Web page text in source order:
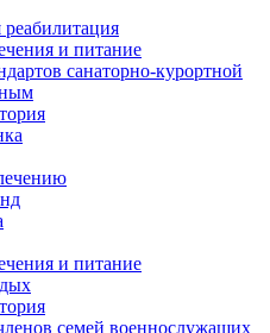
и питание
санаторно-курортной
и питание
семей военнослужащих